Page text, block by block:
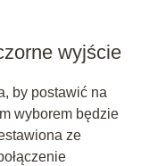
wyjście
by postawić na
wyborem będzie
ze